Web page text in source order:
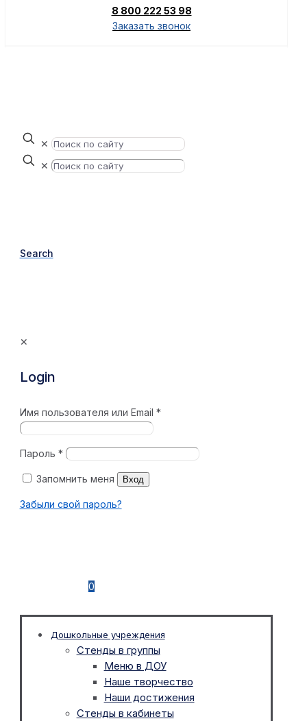
8 800 222 53 98
Заказать звонок
✕
✕
Search
✕
Login
Имя пользователя или Email *
Пароль *
Запомнить меня Вход
Забыли свой пароль?
0
Дошкольные учреждения
Стенды в группы
Меню в ДОУ
Наше творчество
Наши достижения
Стенды в кабинеты